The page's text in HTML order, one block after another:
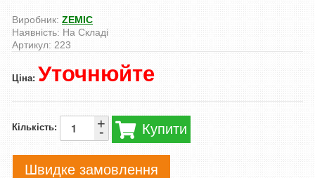
Виробник: ZEMIC
Наявність: На Складі
Артикул: 223
Ціна: Уточнюйте
Кількість: -
+ Купити
Швидке замовлення